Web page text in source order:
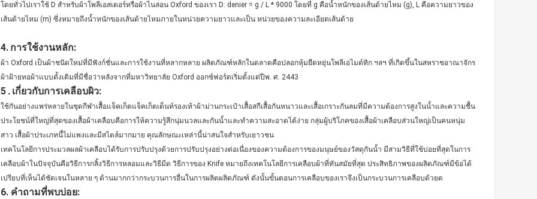
โดยทั่วไปเราใช้ D สำหรับผ้าโพลีเอสเตอร์หรือผ้าไนล่อน Oxford ของเรา D: denier = g / L * 9000 โดยที่ g คือน้ำหนักของเส้นด้ายไหม (g), L คือความยาวของ
เส้นด้ายไหม (m) ซึ่งหมายถึงน้ำหนักของเส้นด้ายไหมภายในหน่วยความยาวและเป็น หน่วยของความละเอียดเส้นด้าย
4. การใช้งานหลัก:
ผ้า Oxford เป็นผ้าชนิดใหม่ที่มีฟังก์ชั่นและการใช้งานที่หลากหลาย ผลิตภัณฑ์หลักในตลาดคือปลอกหุ้มยืดหยุ่นโพลีเอไมด์ทิก ฯลฯ ที่เกิดขึ้นในสหราชอาณาจักร
ผ้าฝ้ายทอผ้าแบบดั้งเดิมที่มีชื่อว่าหลังจากที่มหาวิทยาลัย Oxford ออกซ์ฟอร์ดเริ่มตั้งแต่ปีพ. ศ. 2443
5 . เกี่ยวกับการเคลือบผิว:
ใช้กันอย่างแพร่หลายในชุดกีฬาเสื้อแจ็คเก็ตแจ็คเก็ตเต็นท์รองเท้าผ้าม่านกระเป๋าเสื้อสกีเสื้อกันหนาวและเสื้อเกราะกันลมที่มีความต้องการสูงในน้ำและความชื้น
ประโยชน์ที่ใหญ่ที่สุดของเสื้อผ้าเคลือบคือการให้ความรู้สึกนุ่มนวลและกันน้ำและทำความสะอาดได้ง่าย กลุ่มผู้บริโภคของเสื้อผ้าเคลือบส่วนใหญ่เป็นคนหนุ่ม
สาว เสื้อผ้าประเภทนี้ไม่แพงและมีสไตล์มากมาย คุณลักษณะเหล่านี้น่าสนใจสำหรับเยาวชน
เทคโนโลยีการประมวลผลผ้าเคลือบได้รับการปรับปรุงด้วยการปรับปรุงอย่างต่อเนื่องของความต้องการของมนุษย์ของวัสดุกันน้ำ มีสามวิธีที่ใช้บ่อยที่สุดในการ
เคลือบผ้าในปัจจุบันคือวิธีการกลิ้งวิธีการหลอมและวิธีมีด วิธีการของ Knife หมายถึงเทคโนโลยีการเคลือบผ้าที่ทันสมัยที่สุด ประสิทธิภาพของผลิตภัณฑ์มีข้อได้
เปรียบที่เห็นได้ชัดเจนในหลาย ๆ ด้านมากกว่ากระบวนการอื่นในการผลิตผลิตภัณฑ์ ดังนั้นขั้นตอนการเคลือบของเราจึงเป็นกระบวนการเคลือบด้วยด
6. คำถามที่พบบ่อย: